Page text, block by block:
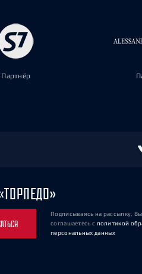
Партнёр
Подписываясь на рассылку, Вы
соглашаетесь с политикой
персональных данных